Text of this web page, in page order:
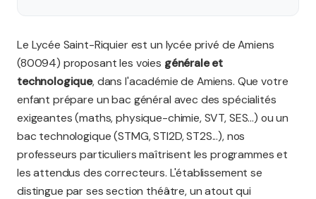
Le Lycée Saint-Riquier est un lycée privé de Amiens
(80094) proposant les voies générale et
technologique, dans l'académie de Amiens. Que votre
enfant prépare un bac général avec des spécialités
exigeantes (maths, physique-chimie, SVT, SES...) ou un
bac technologique (STMG, STI2D, ST2S...), nos
professeurs particuliers maîtrisent les programmes et
les attendus des correcteurs. L'établissement se
distingue par ses section théâtre, un atout qui